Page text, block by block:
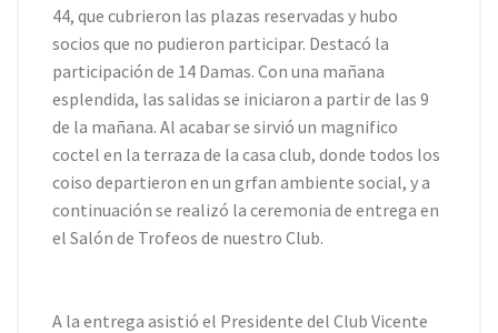
44, que cubrieron las plazas reservadas y hubo
socios que no pudieron participar. Destacó la
participación de 14 Damas. Con una mañana
esplendida, las salidas se iniciaron a partir de las 9
de la mañana. Al acabar se sirvió un magnifico
coctel en la terraza de la casa club, donde todos los
coiso departieron en un grfan ambiente social, y a
continuación se realizó la ceremonia de entrega en
el Salón de Trofeos de nuestro Club.
A la entrega asistió el Presidente del Club Vicente